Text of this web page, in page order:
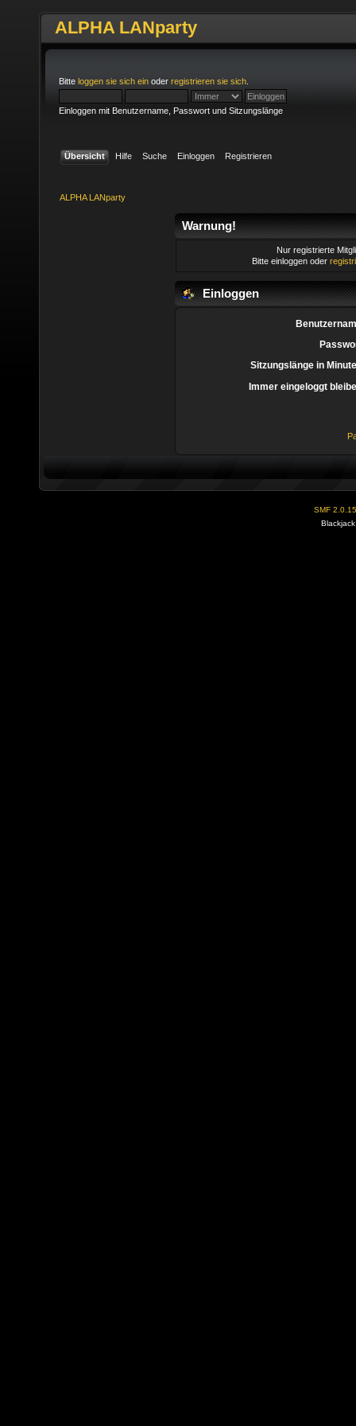
ALPHA LANparty
Bitte loggen sie sich ein oder registrieren sie sich
Einloggen mit Benutzername, Passwort und Sitzungslänge
Übersicht Hilfe Suche Einloggen Registrieren
ALPHA LANparty
Warnung!
Nur registrierte
Bitte einloggen oder
Einloggen
Sitzungslänge in
Immer eingeloggt
SMF 2.0.15